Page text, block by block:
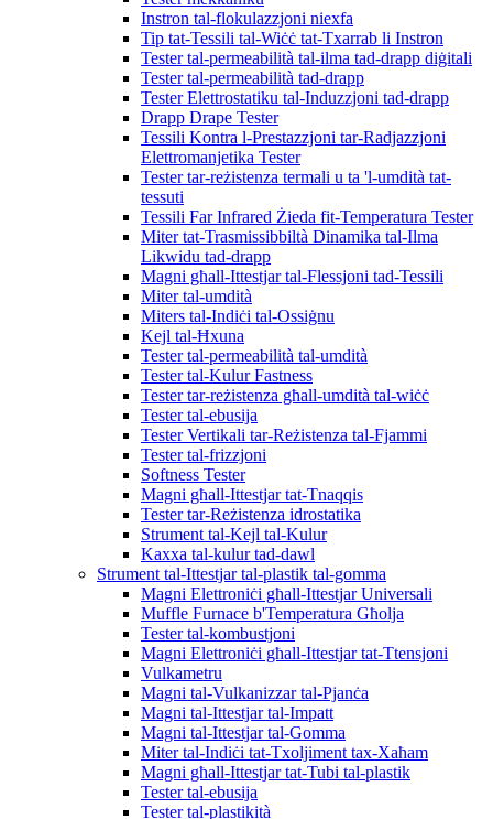
Instron tal-flokulazzjoni niexfa
Tip tat-Tessili tal-Wiċċ tat-Txarrab li Instron
Tester tal-permeabilità tal-ilma tad-drapp diġitali
Tester tal-permeabilità tad-drapp
Tester Elettrostatiku tal-Induzzjoni tad-drapp
Drapp Drape Tester
Tessili Kontra l-Prestazzjoni tar-Radjazzjoni
Elettromanjetika Tester
Tester tar-reżistenza termali u ta 'l-umdità tat-
tessuti
Tessili Far Infrared Żieda fit-Temperatura Tester
Miter tat-Trasmissibbiltà Dinamika tal-Ilma
Likwidu tad-drapp
Magni għall-Ittestjar tal-Flessjoni tad-Tessili
Miter tal-umdità
Miters tal-Indiċi tal-Ossiġnu
Kejl tal-Ħxuna
Tester tal-permeabilità tal-umdità
Tester tal-Kulur Fastness
Tester tar-reżistenza għall-umdità tal-wiċċ
Tester tal-ebusija
Tester Vertikali tar-Reżistenza tal-Fjammi
Tester tal-frizzjoni
Softness Tester
Magni għall-Ittestjar tat-Tnaqqis
Tester tar-Reżistenza idrostatika
Strument tal-Kejl tal-Kulur
Kaxxa tal-kulur tad-dawl
Strument tal-Ittestjar tal-plastik tal-gomma
Magni Elettroniċi għall-Ittestjar Universali
Muffle Furnace b'Temperatura Għolja
Tester tal-kombustjoni
Magni Elettroniċi għall-Ittestjar tat-Ttensjoni
Vulkametru
Magni tal-Vulkanizzar tal-Pjanċa
Magni tal-Ittestjar tal-Impatt
Magni tal-Ittestjar tal-Gomma
Miter tal-Indiċi tat-Txoljiment tax-Xaħam
Magni għall-Ittestjar tat-Tubi tal-plastik
Tester tal-ebusija
Tester tal-plastikità